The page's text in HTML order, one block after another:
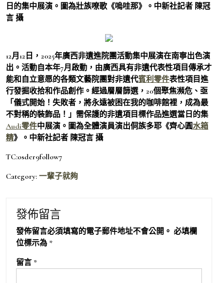
日的集中展演。圖為壯族嘹歌《嗚哇那》。中新社記者 陳冠
言 攝
12月12日，2025年廣西非遺進院團活動集中展演在南寧出色演
出。活動自本年7月啟動，由廣西具有非遺代表性項目傳承才
能和自立意愿的各類文藝院團對非遺代賓利零件表性項目進
行發掘收拾和作品創作。經過層層篩選，20個聚焦瀕危、亟
「儀式開始！失敗者，將永遠被困在我的咖啡館裡，成為最
不對稱的裝飾品！」需保護的非遺項目標作品進選當日的集
Audi零件中展演。圖為全體演員演出侗族多耶《齊心圓水箱
精》。中新社記者 陳冠言 攝
TC:osder9follow7
Category: 一輩子就夠
發佈留言
發佈留言必須填寫的電子郵件地址不會公開。 必填欄
位標示為 *
留言 *